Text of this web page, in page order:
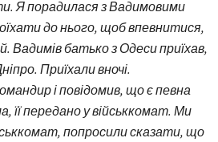
Я порадилася з Вадимовими
до нього, щоб впевнитися,
Вадимів батько з Одеси приїхав,
Приїхали вночі.
і повідомив, що є певна
її передано у військкомат. Ми
попросили сказати, що